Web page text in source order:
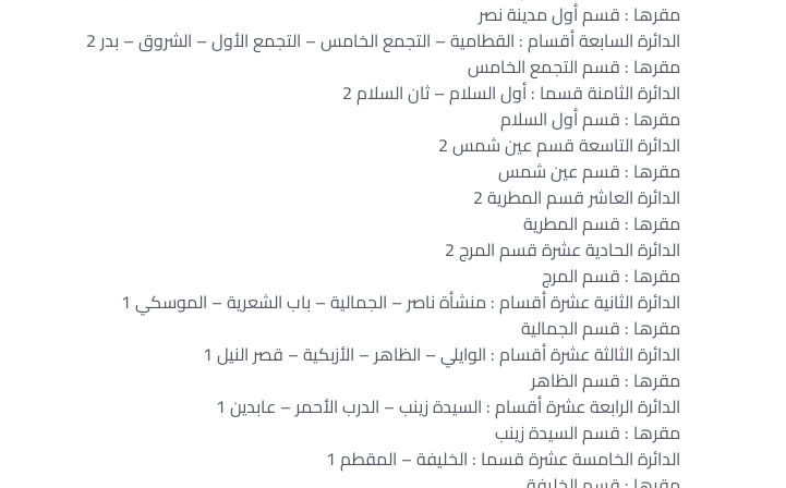
مقرها : قسم أول مدينة نصر
الدائرة السابعة أقسام : القطامية – التجمع الخامس – التجمع الأول – الشروق – بدر 2
مقرها : قسم التجمع الخامس
الدائرة الثامنة قسما : أول السلام – ثان السلام 2
مقرها : قسم أول السلام
الدائرة التاسعة قسم عين شمس 2
مقرها : قسم عين شمس
الدائرة العاشر قسم المطرية 2
مقرها : قسم المطرية
الدائرة الحادية عشرة قسم المرج 2
مقرها : قسم المرج
الدائرة الثانية عشرة أقسام : منشأة ناصر – الجمالية – باب الشعرية – الموسكي 1
مقرها : قسم الجمالية
الدائرة الثالثة عشرة أقسام : الوايلي – الظاهر – الأزبكية – قصر النيل 1
مقرها : قسم الظاهر
الدائرة الرابعة عشرة أقسام : السيدة زينب – الدرب الأحمر – عابدين 1
مقرها : قسم السيدة زينب
الدائرة الخامسة عشرة قسما : الخليفة – المقطم 1